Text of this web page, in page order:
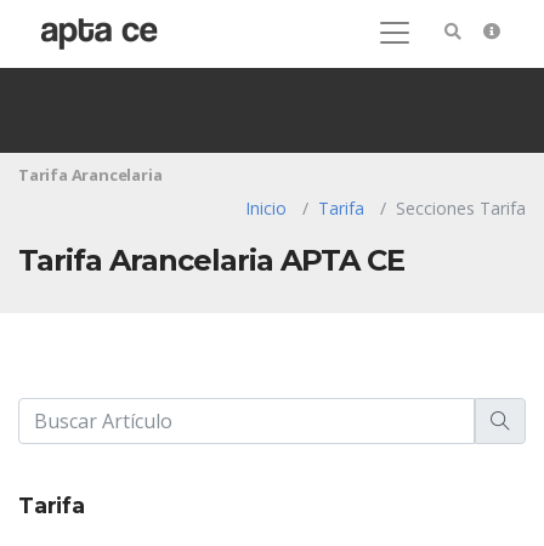
Tarifa Arancelaria
Inicio Tarifa Secciones Tarifa
Tarifa Arancelaria APTA CE
Tarifa